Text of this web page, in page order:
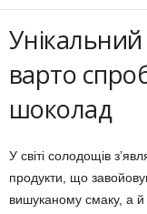
варто
шоколад
У світі солодощів
продукти, що
вишуканому смаку, а й